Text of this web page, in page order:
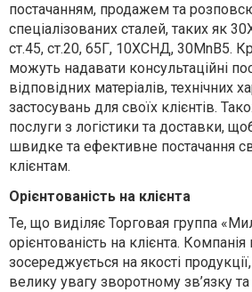
постачанням, продажем та
спеціалізованих сталей, таких як
ст.45, ст.20, 65Г, 10ХСНД, 30MnB5.
можуть надавати консультаційні
відповідних матеріалів, технічних
застосувань для своїх клієнтів.
послуги з логістики та доставки,
швидке та ефективне постачання
клієнтам.
Орієнтованість на клієнта
Те, що виділяє Торговая группа
орієнтованість на клієнта.
зосереджується на якості
велику увагу зворотному зв’язку та